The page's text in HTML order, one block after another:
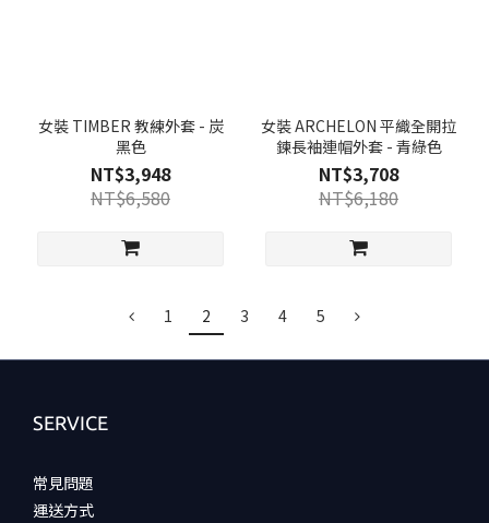
女裝 TIMBER 教練外套 - 炭
黑色
NT$3,948
NT$6,580
女裝 ARCHELON 平織全開拉
鍊長袖連帽外套 - 青綠色
NT$3,708
NT$6,180
1 2 3 4 5
SERVICE
常見問題
運送方式